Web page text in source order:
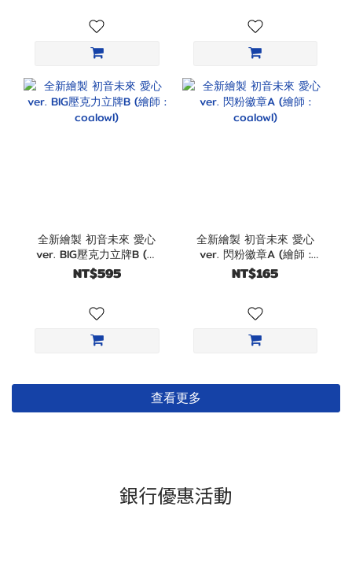
全新繪製 初音未來 愛心
ver. BIG壓克力立牌B (繪
師 : coalowl)
NT$595
全新繪製 初音未來 愛心
ver. 閃粉徽章A (繪師 :
coalowl)
NT$165
查看更多
銀行優惠活動